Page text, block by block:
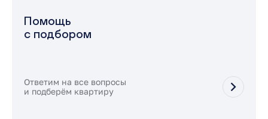
Помощь
с подбором
Ответим на все вопросы
и подберём квартиру